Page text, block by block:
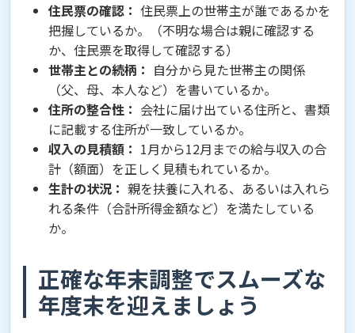
住民票の確認： 住民票上の世帯主が誰であるかを
把握しているか。（不明な場合は親に確認する
か、住民票を取得して確認する）
世帯主との続柄： 自分から見た世帯主の関係
（父、母、本人など）を書いているか。
住所の整合性： 会社に届け出ている住所と、書類
に記載する住所が一致しているか。
収入の見積額： 1月から12月までの給与収入の合
計（額面）を正しく見積もれているか。
生計の状況： 親を扶養に入れる、あるいは入れら
れる条件（合計所得金額など）を満たしている
か。
正確な年末調整でスムーズな
年度末を迎えましょう